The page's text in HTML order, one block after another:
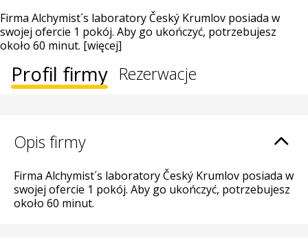
Firma Alchymist´s laboratory Český Krumlov posiada w
swojej ofercie 1 pokój. Aby go ukończyć, potrzebujesz
około 60 minut. [więcej]
Profil firmy Rezerwacje
Opis firmy
Firma Alchymist´s laboratory Český Krumlov posiada w
swojej ofercie 1 pokój. Aby go ukończyć, potrzebujesz
około 60 minut.